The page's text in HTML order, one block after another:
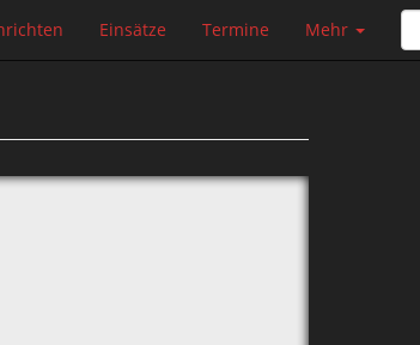
Einsätze Termine Mehr